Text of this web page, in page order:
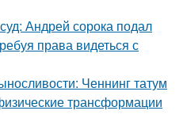
Андрей сорока подал
права видеться с
Ченнинг татум
трансформации